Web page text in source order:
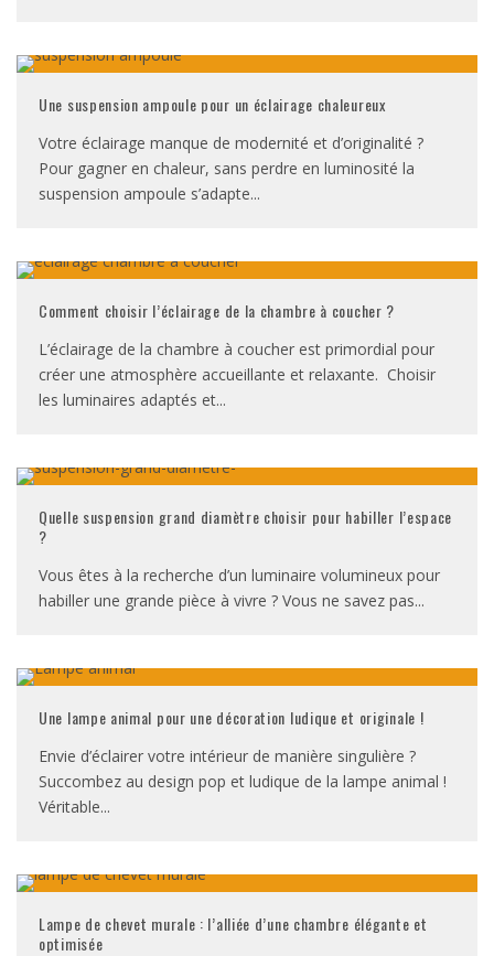
Une suspension ampoule pour un éclairage chaleureux
Votre éclairage manque de modernité et d’originalité ?
Pour gagner en chaleur, sans perdre en luminosité la
suspension ampoule s’adapte...
Comment choisir l’éclairage de la chambre à coucher ?
L’éclairage de la chambre à coucher est primordial pour
créer une atmosphère accueillante et relaxante. Choisir
les luminaires adaptés et...
Quelle suspension grand diamètre choisir pour habiller l’espace
?
Vous êtes à la recherche d’un luminaire volumineux pour
habiller une grande pièce à vivre ? Vous ne savez pas...
Une lampe animal pour une décoration ludique et originale !
Envie d’éclairer votre intérieur de manière singulière ?
Succombez au design pop et ludique de la lampe animal !
Véritable...
Lampe de chevet murale : l’alliée d’une chambre élégante et
optimisée